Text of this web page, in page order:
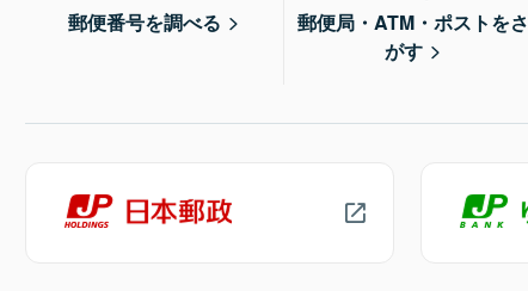
郵便番号を調べる
郵便局・ATM・ポストをさ
がす